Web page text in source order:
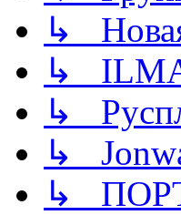
↳
↳ ILMA
↳
↳
↳